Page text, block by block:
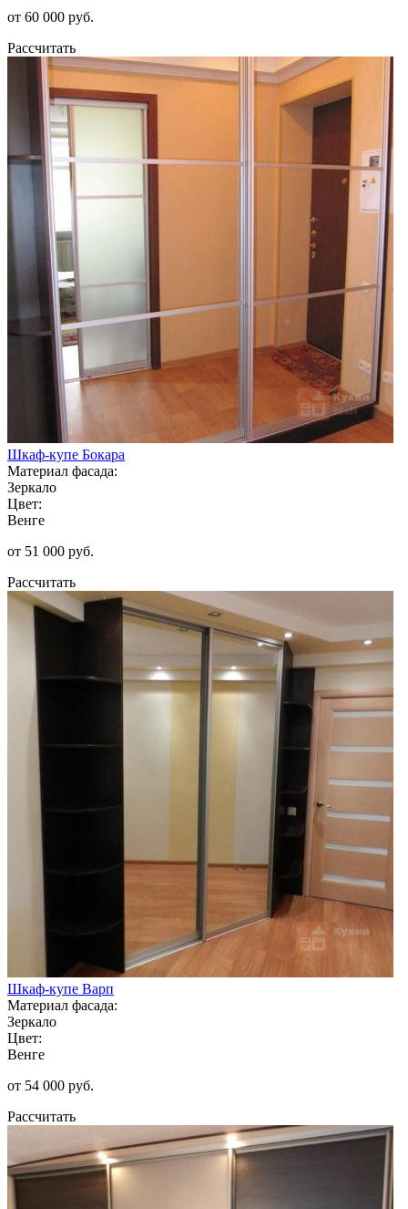
от 60 000 руб.
Рассчитать
Шкаф-купе Бокара
Материал фасада:
Зеркало
Цвет:
Венге
от 51 000 руб.
Рассчитать
Шкаф-купе Варп
Материал фасада:
Зеркало
Цвет:
Венге
от 54 000 руб.
Рассчитать